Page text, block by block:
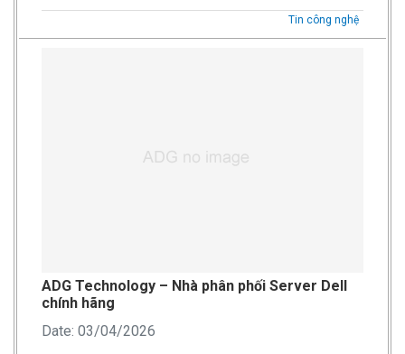
Tin công nghệ
ADG Technology – Nhà phân phối Server Dell
chính hãng
Date: 03/04/2026